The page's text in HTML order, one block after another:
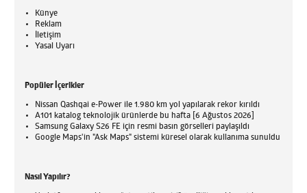
Künye
Reklam
İletişim
Yasal Uyarı
Popüler İçerikler
Nissan Qashqai e-Power ile 1.980 km yol yapılarak rekor kırıldı
A101 katalog teknolojik ürünlerde bu hafta [6 Ağustos 2026]
Samsung Galaxy S26 FE için resmi basın görselleri paylaşıldı
Google Maps'in "Ask Maps" sistemi küresel olarak kullanıma sunuldu
Nasıl Yapılır?